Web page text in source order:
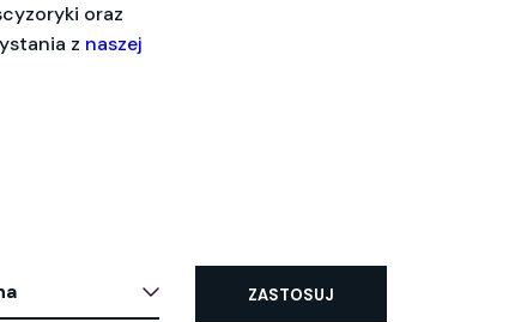
oraz
z naszej
ZASTOSUJ